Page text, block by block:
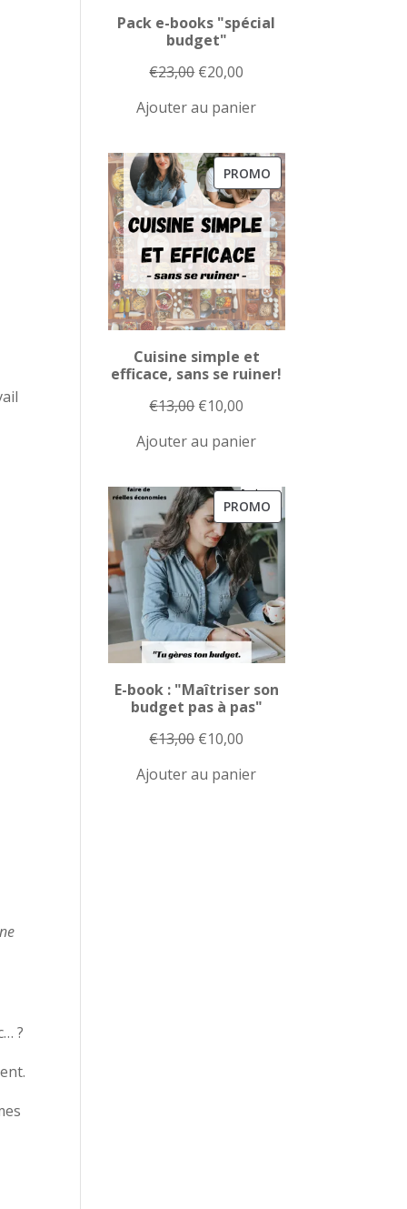
?
Pack e-books "spécial
budget"
€23,00 Le
initial
€23,00.
€20,00
€20,00.
Ajouter au panier
PROMO PRODUIT
EN
PROMOTION
Cuisine simple et
efficace, sans se ruiner!
€13,00 Le
initial
€13,00.
€10,00
€10,00.
Ajouter au panier
PROMO PRODUIT
EN
PROMOTION
E-book : "Maîtriser son
budget pas à pas"
€13,00 Le
initial
€10,00
Ajouter au panier